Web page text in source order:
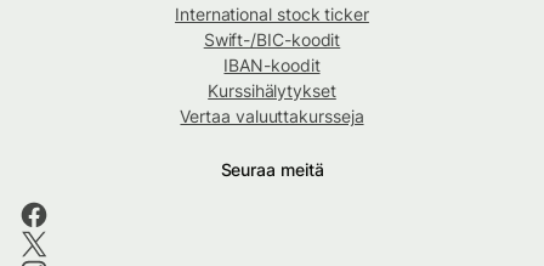
International stock ticker
Swift-/BIC-koodit
IBAN-koodit
Kurssihälytykset
Vertaa valuuttakursseja
Seuraa meitä